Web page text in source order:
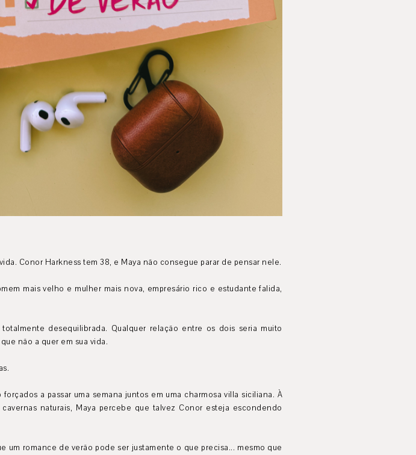
Conor Harkness tem 38, e Maya não consegue parar de pensar nele.
mais velho e mulher mais nova, empresário rico e estudante falida,
desequilibrada. Qualquer relação entre os dois seria muito
não a quer em sua vida.
a passar uma semana juntos em uma charmosa villa siciliana. À
naturais, Maya percebe que talvez Conor esteja escondendo
um romance de verão pode ser justamente o que precisa... mesmo que